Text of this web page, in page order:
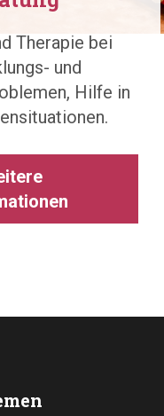
Therapie bei
und
Hilfe in